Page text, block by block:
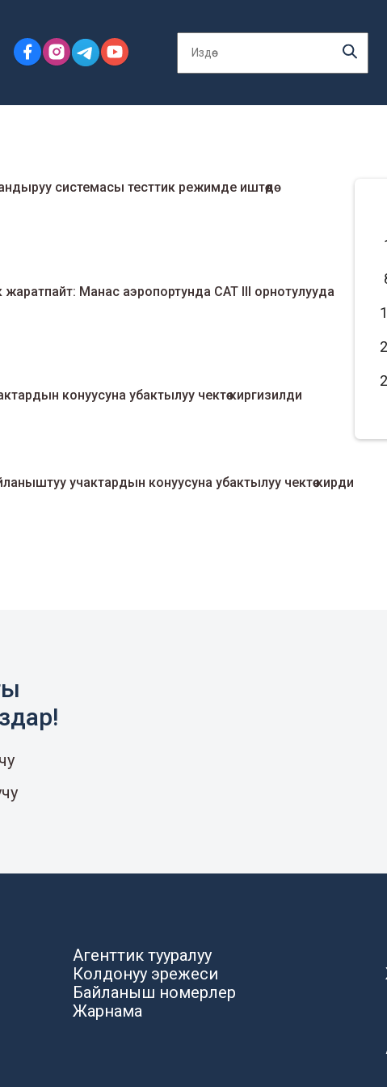
системасы тесттик режимде иштөөдө
Манас аэропортунда CAT III орнотулууда
конуусуна убактылуу чектөө киргизилди
учактардын конуусуна убактылуу чектөө кирди
Агенттик тууралуу
Колдонуу эрежеси
Байланыш номерлер
Жарнама